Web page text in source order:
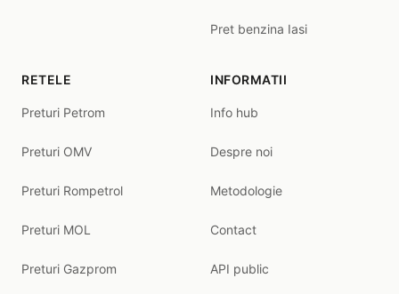
Pret benzina Iasi
RETELE
Preturi Petrom
Preturi OMV
Preturi Rompetrol
Preturi MOL
Preturi Gazprom
INFORMATII
Info hub
Despre noi
Metodologie
Contact
API public